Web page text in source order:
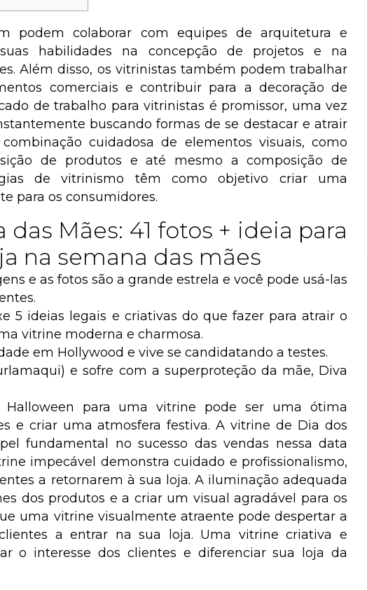
podem colaborar com equipes de arquitetura e
habilidades na concepção de projetos e na
Além disso, os vitrinistas também podem trabalhar
comerciais e contribuir para a decoração de
de trabalho para vitrinistas é promissor, uma vez
buscando formas de se destacar e atrair
cuidadosa de elementos visuais, como
de produtos e até mesmo a composição de
de vitrinismo têm como objetivo criar uma
para os consumidores.
Mães: 41 fotos + ideia para
na semana das mães
e as fotos são a grande estrela e você pode usá-las
5 ideias legais e criativas do que fazer para atrair o
vitrine moderna e charmosa.
em Hollywood e vive se candidatando a testes.
e sofre com a superproteção da mãe, Diva
para uma vitrine pode ser uma ótima
e criar uma atmosfera festiva. A vitrine de Dia dos
fundamental no sucesso das vendas nessa data
impecável demonstra cuidado e profissionalismo,
a retornarem à sua loja. A iluminação adequada
dos produtos e a criar um visual agradável para os
uma vitrine visualmente atraente pode despertar a
a entrar na sua loja. Uma vitrine criativa e
o interesse dos clientes e diferenciar sua loja da